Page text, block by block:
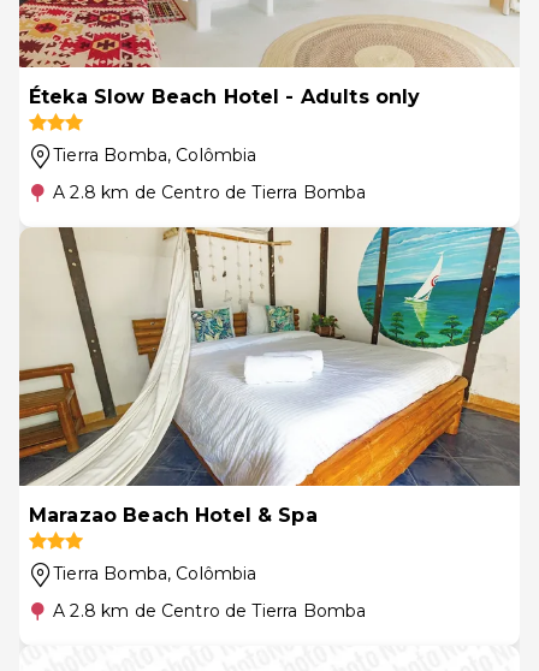
Éteka Slow Beach Hotel - Adults only
Tierra Bomba, Colômbia
A 2.8 km de Centro de Tierra Bomba
Marazao Beach Hotel & Spa
Tierra Bomba, Colômbia
A 2.8 km de Centro de Tierra Bomba